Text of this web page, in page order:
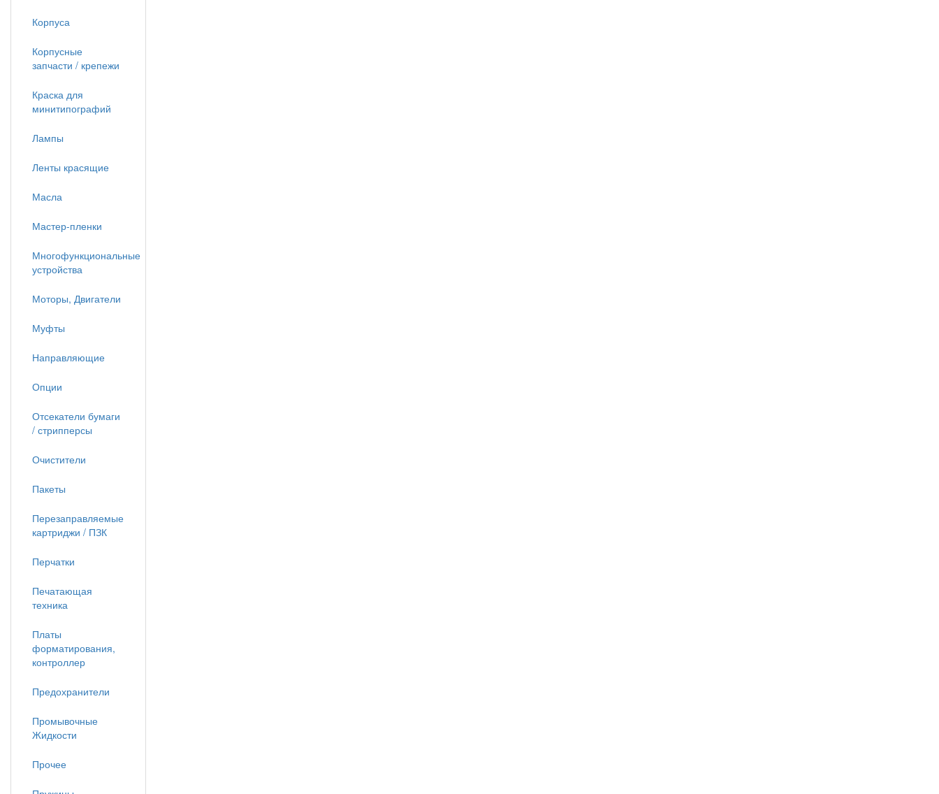
Корпуса
Корпусные
запчасти / крепежи
Краска для
минитипографий
Лампы
Ленты красящие
Масла
Мастер-пленки
Многофункциональные
устройства
Моторы, Двигатели
Муфты
Направляющие
Опции
Отсекатели бумаги
/ стрипперсы
Очистители
Пакеты
Перезаправляемые
картриджи / ПЗК
Перчатки
Печатающая
техника
Платы
форматирования,
контроллер
Предохранители
Промывочные
Жидкости
Прочее